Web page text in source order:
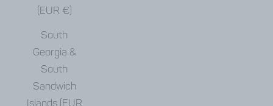
(EUR €)
South
Georgia &
South
Sandwich
Islands (EUR